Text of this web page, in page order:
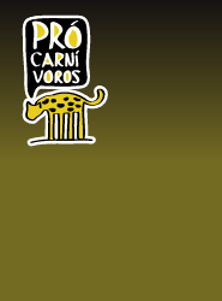
Skip
main
content